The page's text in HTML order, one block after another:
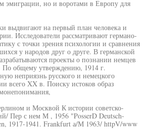
эмиграции, но и воротами в Европу для
выдвигают на первый план человека и
Исследователи рассматривают германо-
с точки зрения психологии и сравнения
у народов друг о друге. В германской
проекты о познании немцев
По общему утверждению, 1914 г.
неприязнь русского и немецкого
всего XX в. Поиску истоков образ
и Москвой К истории советско-
Пер с нем М , 1956 "PosserD Deutsch-
1917-1941. Frankfurt а/М 1963/ httpV/www